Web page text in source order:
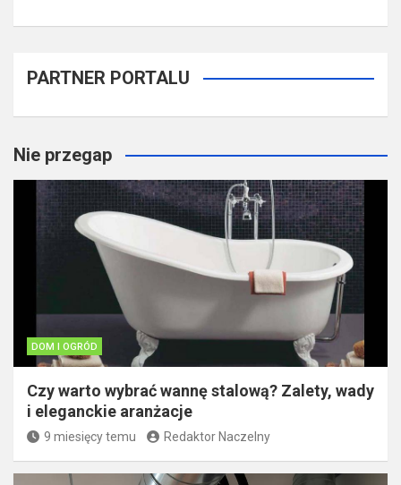
PARTNER PORTALU
Nie przegap
DOM I OGRÓD
Czy warto wybrać wannę stalową? Zalety, wady
i eleganckie aranżacje
9 miesięcy temu Redaktor Naczelny